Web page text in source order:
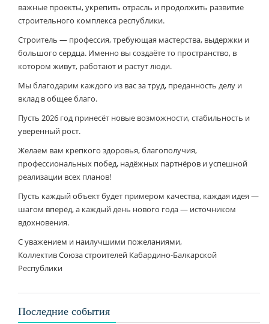
важные проекты, укрепить отрасль и продолжить развитие
строительного комплекса республики.
Строитель — профессия, требующая мастерства, выдержки и
большого сердца. Именно вы создаёте то пространство, в
котором живут, работают и растут люди.
Мы благодарим каждого из вас за труд, преданность делу и
вклад в общее благо.
Пусть 2026 год принесёт новые возможности, стабильность и
уверенный рост.
Желаем вам крепкого здоровья, благополучия,
профессиональных побед, надёжных партнёров и успешной
реализации всех планов!
Пусть каждый объект будет примером качества, каждая идея —
шагом вперёд, а каждый день нового года — источником
вдохновения.
С уважением и наилучшими пожеланиями,
Коллектив Союза строителей Кабардино-Балкарской
Республики
Последние события